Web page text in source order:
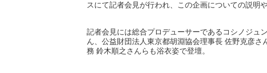
スにて記者会見が行われ、この企画についての説明
記者会見には総合プロデューサーであるコシノジュ
ん、公益財団法人東京都胡淵協会理事長 佐野克彦
務 鈴木順之さんらも浴衣姿で登壇。